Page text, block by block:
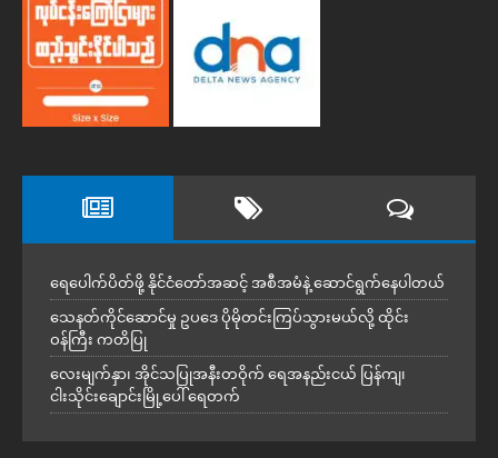
ရေပေါက်ပိတ်ဖို့ နိုင်ငံတော်အဆင့် အစီအမံနဲ့ ဆောင်ရွက်နေပါတယ်
သေနတ်ကိုင်ဆောင်မှု ဥပဒေ ပိုမိုတင်းကြပ်သွားမယ်လို့ ထိုင်း
ဝန်ကြီး ကတိပြု
လေးမျက်နှာ၊ အိုင်သပြုအနီးတဝိုက် ရေအနည်းငယ် ပြန်ကျ၊
ငါးသိုင်းချောင်းမြို့ပေါ် ရေတက်